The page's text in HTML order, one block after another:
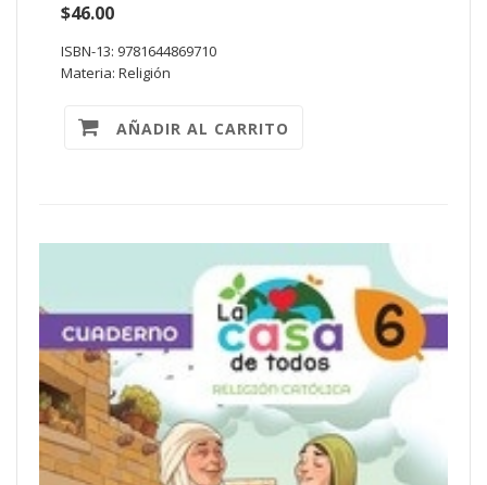
$46.00
ISBN-13: 9781644869710
Materia: Religión
AÑADIR AL CARRITO